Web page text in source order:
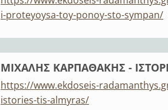
i-proteyoysa-toy-ponoy-sto-sympan/
ΜΙΧΑΛΗΣ ΚΑΡΠΑΘΑΚΗΣ -
https://www.ekdoseis-
istories-tis-almyras/